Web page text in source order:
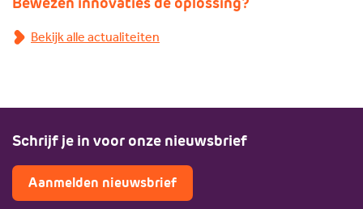
Bekijk alle actualiteiten
Schrijf je in voor onze nieuwsbrief
Aanmelden nieuwsbrief